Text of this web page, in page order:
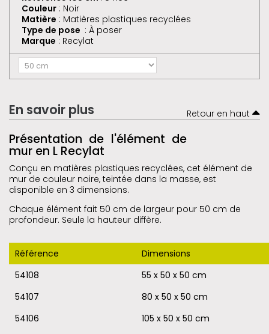
Couleur : Noir
Matière : Matières plastiques recyclées
Type de pose : À poser
Marque : Recylat
En savoir plus Retour en haut
Présentation de l'élément de
mur en L Recylat
Conçu en matières plastiques recyclées, cet élément de
mur de couleur noire, teintée dans la masse, est
disponible en 3 dimensions.
Chaque élément fait 50 cm de largeur pour 50 cm de
profondeur. Seule la hauteur diffère.
Référence
Dimensions
54108
55 x 50 x 50 cm
54107
80 x 50 x 50 cm
54106
105 x 50 x 50 cm